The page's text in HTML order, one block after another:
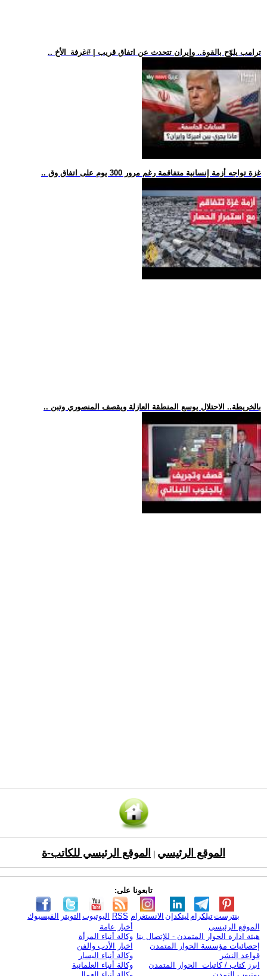
.. ترامب يلوّح بالقوة.. وإيران تتحدث عن اتفاق قريب | #غرفة_الأخ
.. غزة تواجه أزمة إنسانية متفاقمة رغم مرور 300 يوم على اتفاق وق
.. بالخريطة.. الاحتلال يوسع المنطقة العازلة ويقصف المنصوري وتبن
الموقع الرئيسي الموقع الرئيسي للكاتب-ة
تابعونا على:
الفيسبوك التويتر اليوتيوب RSS الانستغرام لينكدإن تيلكرامبنترست
الموقع الرئيسي
هيئة ادارة الحوار المتمدن - للإتصال بنا
إحصائيات مؤسسة الحوار المتمدن
قواعد النشر
ابرز كتاب / كاتبات الحوار المتمدن
أخبار عامة
وكالة أنباء المرأة
اخبار الأدب والفن
وكالة أنباء اليسار
وكالة أنباء العلمانية